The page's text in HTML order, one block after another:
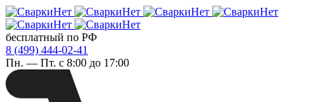
бесплатный по РФ
8 (499) 444-02-41
Пн. — Пт. с 8:00 до 17:00